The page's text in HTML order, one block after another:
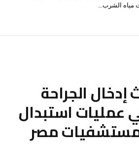
مياه الشرب…
الجراحة
عمليات استبدال
مصر